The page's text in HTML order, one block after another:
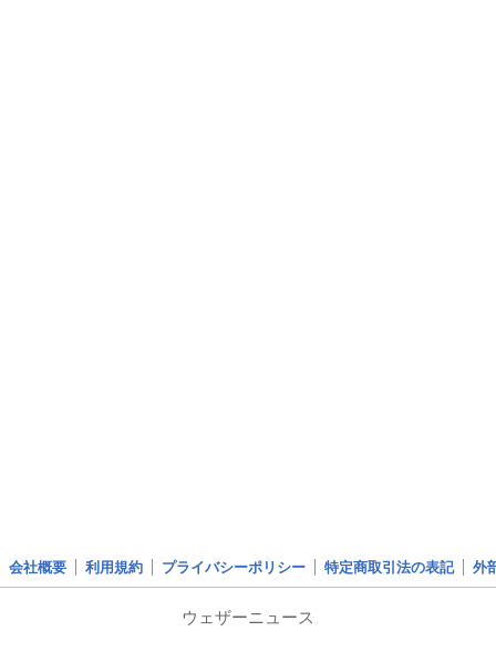
会社概要 利用規約 プライバシーポリシー 特定商取引法の表記 外
ウェザーニュース